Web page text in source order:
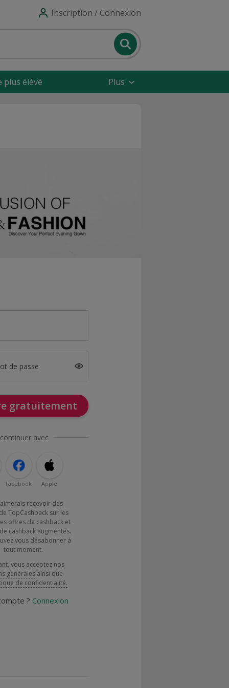
Inscription / Connexion
plus élévé Plus
de passe
gratuitement
avec
Facebook Apple
recevoir des
TopCashback sur les
offres de cashback et
cashback augmentés.
vous désabonner à
tout moment.
vous acceptez nos
générales ainsi que
de confidentialité.
? Connexion